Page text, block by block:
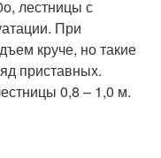
о, лестницы с
При
круче, но такие
приставных.
0,8 – 1,0 м.